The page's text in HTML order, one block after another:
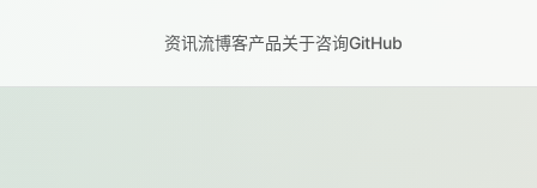
资讯流博客产品关于咨询GitHub